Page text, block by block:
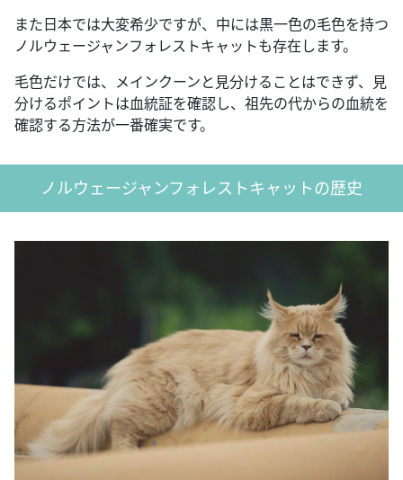
また日本では大変希少ですが、中には黒一色の毛色を持つ
ノルウェージャンフォレストキャットも存在します。
毛色だけでは、メインクーンと見分けることはできず、見
分けるポイントは血統証を確認し、祖先の代からの血統を
確認する方法が一番確実です。
ノルウェージャンフォレストキャットの歴史